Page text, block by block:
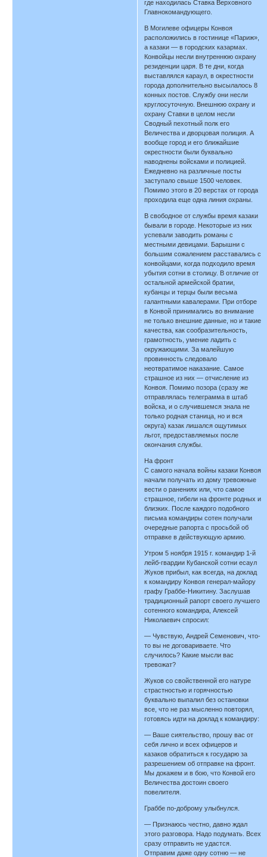
где находилась Ставка Верховного
Главнокомандующего.
В Могилеве офицеры Конвоя
расположились в гостинице «Париж»,
а казаки — в городских казармах.
Конвойцы несли внутреннюю охрану
резиденции царя. В те дни, когда
выставлялся караул, в окрестности
города дополнительно высылалось 8
конных постов. Службу они несли
круглосуточную. Внешнюю охрану и
охрану Ставки в целом несли
Сводный пехотный полк его
Величества и дворцовая полиция. А
вообще город и его ближайшие
окрестности были буквально
наводнены войсками и полицией.
Ежедневно на различные посты
заступало свыше 1500 человек.
Помимо этого в 20 верстах от города
проходила еще одна линия охраны.
В свободное от службы время казаки
бывали в городе. Некоторые из них
успевали заводить романы с
местными девицами. Барышни с
большим сожалением расставались с
конвойцами, когда подходило время
убытия сотни в столицу. В отличие от
остальной армейской братии,
кубанцы и терцы были весьма
галантными кавалерами. При отборе
в Конвой принимались во внимание
не только внешние данные, но и такие
качества, как сообразительность,
грамотность, умение ладить с
окружающими. За малейшую
провинность следовало
неотвратимое наказание. Самое
страшное из них — отчисление из
Конвоя. Помимо позора (сразу же
отправлялась телеграмма в штаб
войска, и о случившемся знала не
только родная станица, но и вся
округа) казак лишался ощутимых
льгот, предоставляемых после
окончания службы.
На фронт
С самого начала войны казаки Конвоя
начали получать из дому тревожные
вести о ранениях или, что самое
страшное, гибели на фронте родных и
близких. После каждого подобного
письма командиры сотен получали
очередные рапорта с просьбой об
отправке в действующую армию.
Утром 5 ноября 1915 г. командир 1-й
лейб-гвардии Кубанской сотни есаул
Жуков прибыл, как всегда, на доклад
к командиру Конвоя генерал-майору
графу Граббе-Никитину. Заслушав
традиционный рапорт своего лучшего
сотенного командира, Алексей
Николаевич спросил:
— Чувствую, Андрей Семенович, что-
то вы не договариваете. Что
случилось? Какие мысли вас
тревожат?
Жуков со свойственной его натуре
страстностью и горячностью
буквально выпалил без остановки
все, что не раз мысленно повторял,
готовясь идти на доклад к командиру:
— Ваше сиятельство, прошу вас от
себя лично и всех офицеров и
казаков обратиться к государю за
разрешением об отправке на фронт.
Мы докажем и в бою, что Конвой его
Величества достоин своего
повелителя.
Граббе по-доброму улыбнулся.
— Признаюсь честно, давно ждал
этого разговора. Надо подумать. Всех
сразу отправить не удастся.
Отправим даже одну сотню — не